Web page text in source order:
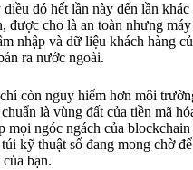
đó hết lần này đến lần khác
được cho là an toàn nhưng
nhập và dữ liệu khách hàng
ra nước ngoài.
còn nguy hiểm hơn môi
là vùng đất của tiền mã
mọi ngóc ngách của blockchain
kỹ thuật số đang mong chờ
bạn.